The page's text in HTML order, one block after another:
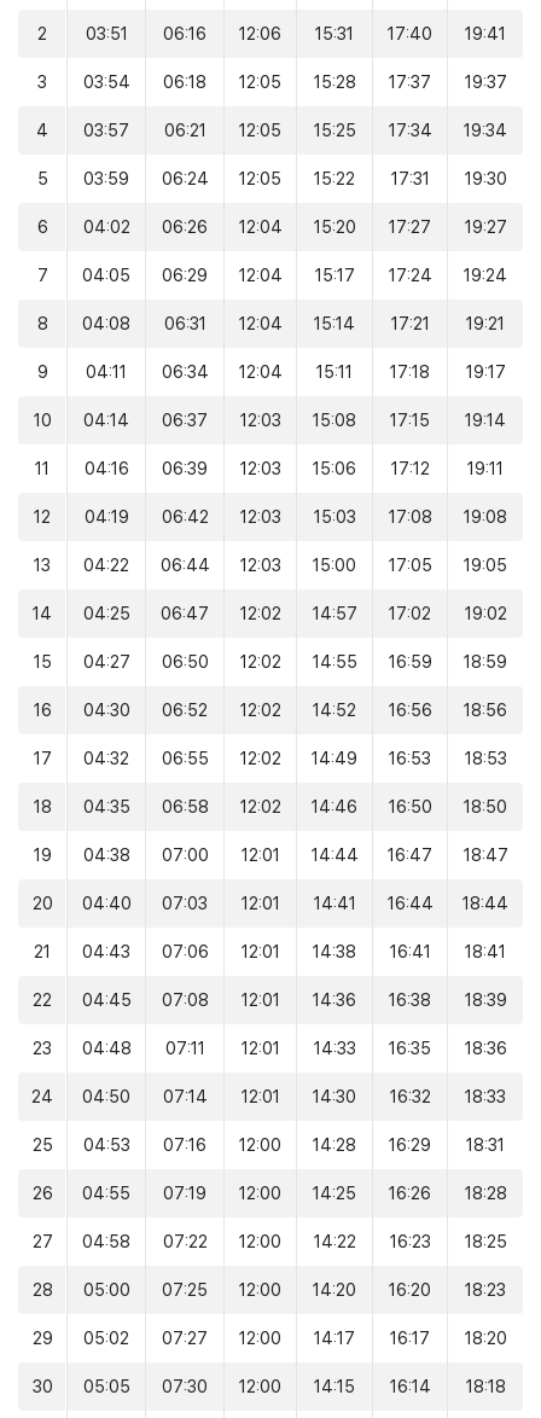
2 03:51 06:16 12:06 15:31 17:40 19:41
3 03:54 06:18 12:05 15:28 17:37 19:37
4 03:57 06:21 12:05 15:25 17:34 19:34
5 03:59 06:24 12:05 15:22 17:31 19:30
6 04:02 06:26 12:04 15:20 17:27 19:27
7 04:05 06:29 12:04 15:17 17:24 19:24
8 04:08 06:31 12:04 15:14 17:21 19:21
9 04:11 06:34 12:04 15:11 17:18 19:17
10 04:14 06:37 12:03 15:08 17:15 19:14
11 04:16 06:39 12:03 15:06 17:12 19:11
12 04:19 06:42 12:03 15:03 17:08 19:08
13 04:22 06:44 12:03 15:00 17:05 19:05
14 04:25 06:47 12:02 14:57 17:02 19:02
15 04:27 06:50 12:02 14:55 16:59 18:59
16 04:30 06:52 12:02 14:52 16:56 18:56
17 04:32 06:55 12:02 14:49 16:53 18:53
18 04:35 06:58 12:02 14:46 16:50 18:50
19 04:38 07:00 12:01 14:44 16:47 18:47
20 04:40 07:03 12:01 14:41 16:44 18:44
21 04:43 07:06 12:01 14:38 16:41 18:41
22 04:45 07:08 12:01 14:36 16:38 18:39
23 04:48 07:11 12:01 14:33 16:35 18:36
24 04:50 07:14 12:01 14:30 16:32 18:33
25 04:53 07:16 12:00 14:28 16:29 18:31
26 04:55 07:19 12:00 14:25 16:26 18:28
27 04:58 07:22 12:00 14:22 16:23 18:25
28 05:00 07:25 12:00 14:20 16:20 18:23
29 05:02 07:27 12:00 14:17 16:17 18:20
30 05:05 07:30 12:00 14:15 16:14 18:18